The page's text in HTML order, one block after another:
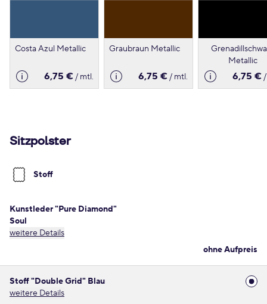
Costa Azul Metallic
6,75 €/ mtl.
Graubraun Metallic
6,75 €/ mtl.
Metallic
6,75 €
Sitzpolster
Stoff
Kunstleder "Pure Diamond"
Soul
weitere Details
ohne Aufpreis
Stoff "Double Grid" Blau
weitere Details